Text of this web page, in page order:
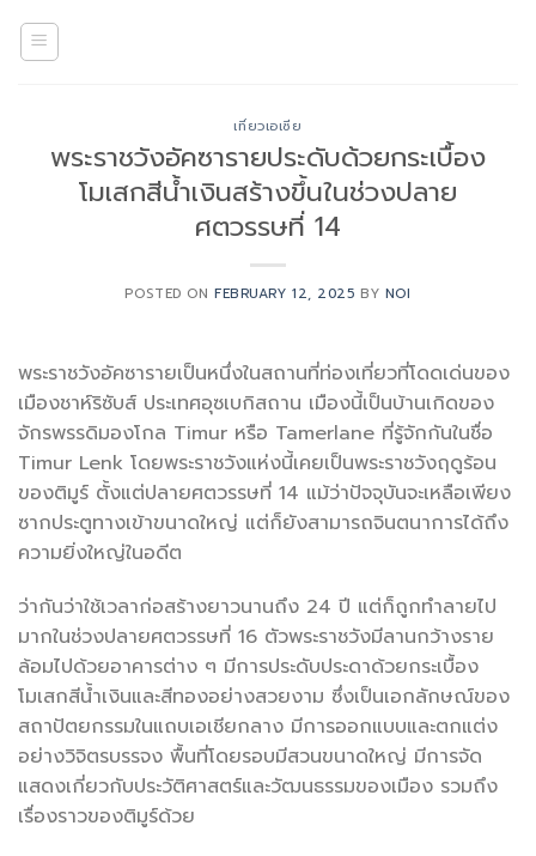
เที่ยวเอเซีย
พระราชวังอัคซารายประดับด้วยกระเบื้อง
โมเสกสีน้ำเงินสร้างขึ้นในช่วงปลาย
ศตวรรษที่ 14
POSTED ONFEBRUARY 12, 2025 BY NOI
พระราชวังอัคซารายเป็นหนึ่งในสถานที่ท่องเที่ยวที่โดดเด่นของ
เมืองชาห์ริซับส์ ประเทศอุซเบกิสถาน เมืองนี้เป็นบ้านเกิดของ
จักรพรรดิมองโกล Timur หรือ Tamerlane ที่รู้จักกันในชื่อ
Timur Lenk โดยพระราชวังแห่งนี้เคยเป็นพระราชวังฤดูร้อน
ของติมูร์ ตั้งแต่ปลายศตวรรษที่ 14 แม้ว่าปัจจุบันจะเหลือเพียง
ซากประตูทางเข้าขนาดใหญ่ แต่ก็ยังสามารถจินตนาการได้ถึง
ความยิ่งใหญ่ในอดีต
ว่ากันว่าใช้เวลาก่อสร้างยาวนานถึง 24 ปี แต่ก็ถูกทำลายไป
มากในช่วงปลายศตวรรษที่ 16 ตัวพระราชวังมีลานกว้างราย
ล้อมไปด้วยอาคารต่าง ๆ มีการประดับประดาด้วยกระเบื้อง
โมเสกสีน้ำเงินและสีทองอย่างสวยงาม ซึ่งเป็นเอกลักษณ์ของ
สถาปัตยกรรมในแถบเอเชียกลาง มีการออกแบบและตกแต่ง
อย่างวิจิตรบรรจง พื้นที่โดยรอบมีสวนขนาดใหญ่ มีการจัด
แสดงเกี่ยวกับประวัติศาสตร์และวัฒนธรรมของเมือง รวมถึง
เรื่องราวของติมูร์ด้วย